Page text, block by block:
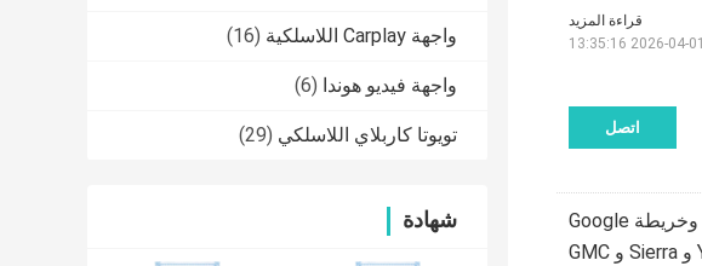
واجهة Carplay اللاسلكية (16)
واجهة فيديو هوندا (6)
تويوتا كاربلاي اللاسلكي (29)
شهادة
اتصل
قراءة المزيد
2026-04-01 13:35:16
واجهة سيارة 4 + 64 جيجابايت تعمل بنظام Android مع CarPlay اللاسلكي وخريطة Google